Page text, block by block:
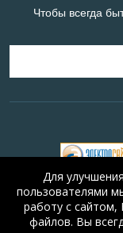
Чтобы всегда
Для
пользователями
работу с сайтом,
файлов. Вы